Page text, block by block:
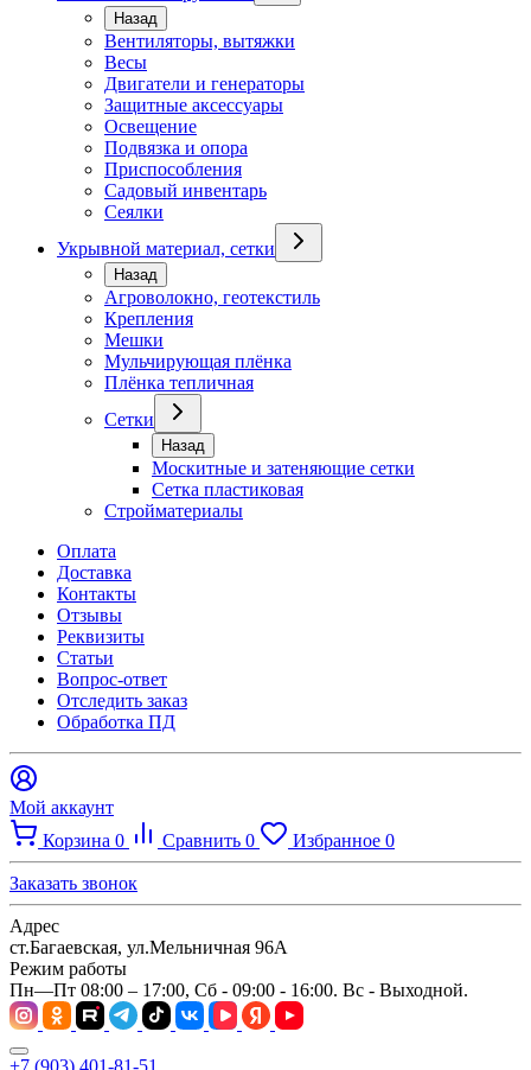
Назад
Вентиляторы, вытяжки
Весы
Двигатели и генераторы
Защитные аксессуары
Освещение
Подвязка и опора
Приспособления
Садовый инвентарь
Сеялки
Укрывной материал, сетки
Назад
Агроволокно, геотекстиль
Крепления
Мешки
Мульчирующая плёнка
Плёнка тепличная
Сетки
Назад
Москитные и затеняющие сетки
Сетка пластиковая
Стройматериалы
Оплата
Доставка
Контакты
Отзывы
Реквизиты
Статьи
Вопрос-ответ
Отследить заказ
Обработка ПД
Мой аккаунт
Корзина 0 Сравнить 0 Избранное 0
Заказать звонок
Адрес
ст.Багаевская, ул.Мельничная 96А
Режим работы
Пн—Пт 08:00 – 17:00, Сб - 09:00 - 16:00. Вс - Выходной.
+7 (903) 401-81-51